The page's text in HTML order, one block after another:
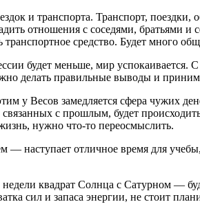
и транспорта. Транспорт,
отношения с соседями, братьями
средство. Будет много
будет меньше, мир успокаивается.
делать правильные выводы и
у Весов замедляется сфера чужих
с прошлым, будет
нужно что-то переосмыслить.
наступает отличное время для
квадрат Солнца с Сатурном —
сил и запаса энергии, не стоит